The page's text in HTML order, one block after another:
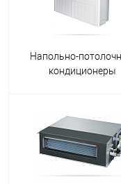
Напольно-
кондиционеры